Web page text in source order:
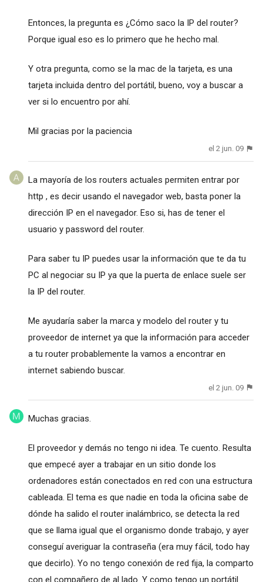
Entonces, la pregunta es ¿Cómo saco la IP del router?
Porque igual eso es lo primero que he hecho mal.
Y otra pregunta, como se la mac de la tarjeta, es una
tarjeta incluida dentro del portátil, bueno, voy a buscar a
ver si lo encuentro por ahí.
Mil gracias por la paciencia
el 2 jun. 09
La mayoría de los routers actuales permiten entrar por
http , es decir usando el navegador web, basta poner la
dirección IP en el navegador. Eso si, has de tener el
usuario y password del router.
Para saber tu IP puedes usar la información que te da tu
PC al negociar su IP ya que la puerta de enlace suele ser
la IP del router.
Me ayudaría saber la marca y modelo del router y tu
proveedor de internet ya que la información para acceder
a tu router probablemente la vamos a encontrar en
internet sabiendo buscar.
el 2 jun. 09
Muchas gracias.
El proveedor y demás no tengo ni idea. Te cuento. Resulta
que empecé ayer a trabajar en un sitio donde los
ordenadores están conectados en red con una estructura
cableada. El tema es que nadie en toda la oficina sabe de
dónde ha salido el router inalámbrico, se detecta la red
que se llama igual que el organismo donde trabajo, y ayer
conseguí averiguar la contraseña (era muy fácil, todo hay
que decirlo). Yo no tengo conexión de red fija, la comparto
con el compañero de al lado. Y como tengo un portátil